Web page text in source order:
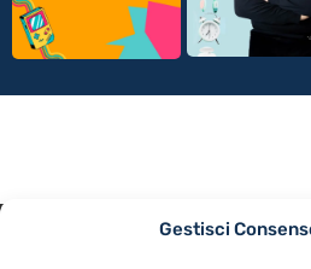
Gestisci